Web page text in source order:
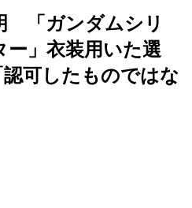
「ガンダムシリ
」衣装用いた選
可したものではな